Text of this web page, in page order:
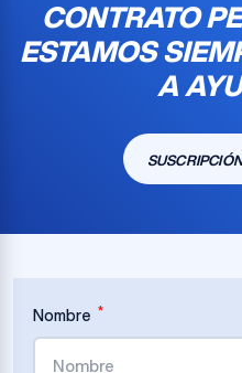
CONTRATO
ESTAMOS
A
Nombre *